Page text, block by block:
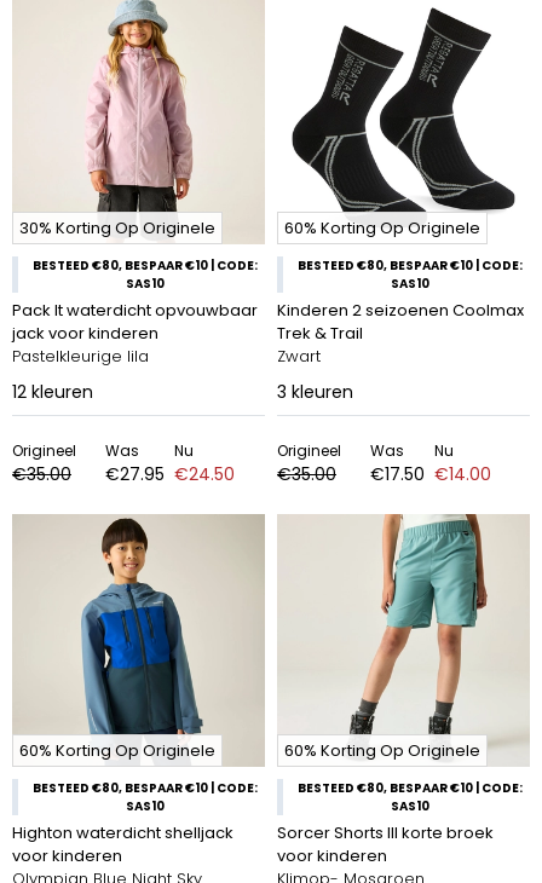
30% Korting Op Originele
BESTEED €80, BESPAAR €10 | CODE:
SAS10
Pack It waterdicht opvouwbaar
jack voor kinderen
Pastelkleurige lila
12 kleuren
Origineel
€35.00
Was
€27.95
Nu
€24.50
60% Korting Op Originele
BESTEED €80, BESPAAR €10 | CODE:
SAS10
Kinderen 2 seizoenen Coolmax
Trek & Trail
Zwart
3 kleuren
Origineel
€35.00
Was
€17.50
Nu
€14.00
60% Korting Op Originele
BESTEED €80, BESPAAR €10 | CODE:
SAS10
Highton waterdicht shelljack
voor kinderen
60% Korting Op Originele
BESTEED €80, BESPAAR €10 | CODE:
SAS10
Sorcer Shorts III korte broek
voor kinderen